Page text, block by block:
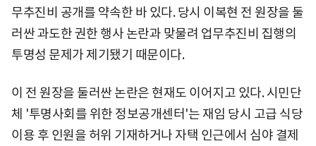
무추진비 공개를 약속한 바 있다. 당시 이복현 전 원장을 둘
러싼 과도한 권한 행사 논란과 맞물려 업무추진비 집행의
투명성 문제가 제기됐기 때문이다.
이 전 원장을 둘러싼 논란은 현재도 이어지고 있다. 시민단
체 '투명사회를 위한 정보공개센터'는 재임 당시 고급 식당
이용 후 인원을 허위 기재하거나 자택 인근에서 심야 결제